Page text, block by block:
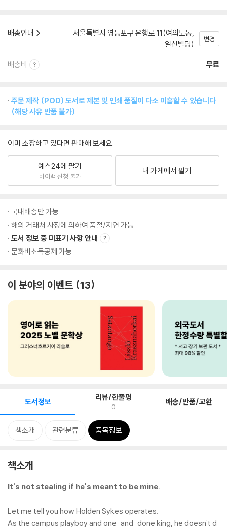
배송안내
서울특별시 영등포구 은행로 11(여의도동,
일신빌딩)
변경
배송비 무료
주문 제작 (POD) 도서로 제본 및 인쇄 품질이 다소 미흡할 수 있습니다
(해당 사유 반품 불가)
이미 소장하고 있다면 판매해 보세요.
예스24에 팔기
바이백 신청 불가
내 가게에서 팔기
국내배송만 가능
해외 거래처 사정에 의하여 품절/지연 가능
도서 정보 중 미표기 사항 안내
문화비소득공제 가능
이 분야의 이벤트 13
도서정보 리뷰/한줄평
0 배송/반품/교환
책소개 관련분류 품목정보
책소개
It's not stealing if he's meant to be mine.
Let me tell you how Holden Sykes operates.
As the campus playboy and one-and-done king, he doesn't d